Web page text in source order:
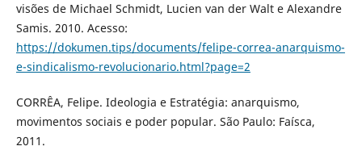
visões de Michael Schmidt, Lucien van der Walt e Alexandre
Samis. 2010. Acesso:
https://dokumen.tips/documents/felipe-correa-anarquismo-
e-sindicalismo-revolucionario.html?page=2
CORRÊA, Felipe. Ideologia e Estratégia: anarquismo,
movimentos sociais e poder popular. São Paulo: Faísca,
2011.